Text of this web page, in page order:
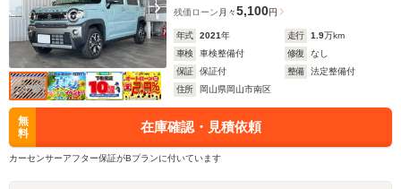
残価ローン 月々5,100円
年式 2021年 走行 1.9万km
車検
車検整備付 修復
なし
保証
保証付 整備
法定整備付
住所
岡山県岡山市南区
無
料
在庫確認・見積依頼
カーセンサーアフター保証がBプランに付いています